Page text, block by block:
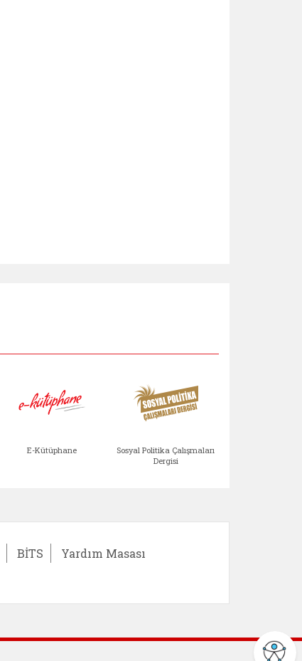
E-Kütüphane
Sosyal Politika Çalışmaları
Dergisi
BİTS Yardım Masası